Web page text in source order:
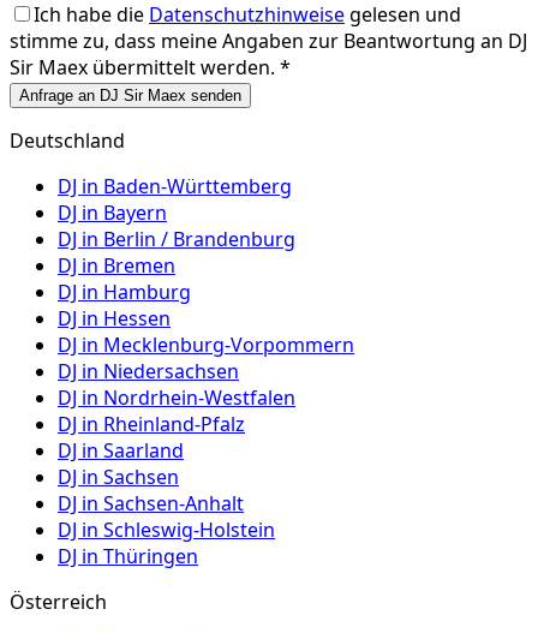
Ich habe die Datenschutzhinweisegelesen und
stimme zu, dass meine Angaben zur Beantwortung an DJ
Sir Maex übermittelt werden. *
Anfrage an DJ Sir Maex senden
Deutschland
DJ in Baden-Württemberg
DJ in Bayern
DJ in Berlin / Brandenburg
DJ in Bremen
DJ in Hamburg
DJ in Hessen
DJ in Mecklenburg-Vorpommern
DJ in Niedersachsen
DJ in Nordrhein-Westfalen
DJ in Rheinland-Pfalz
DJ in Saarland
DJ in Sachsen
DJ in Sachsen-Anhalt
DJ in Schleswig-Holstein
DJ in Thüringen
Österreich